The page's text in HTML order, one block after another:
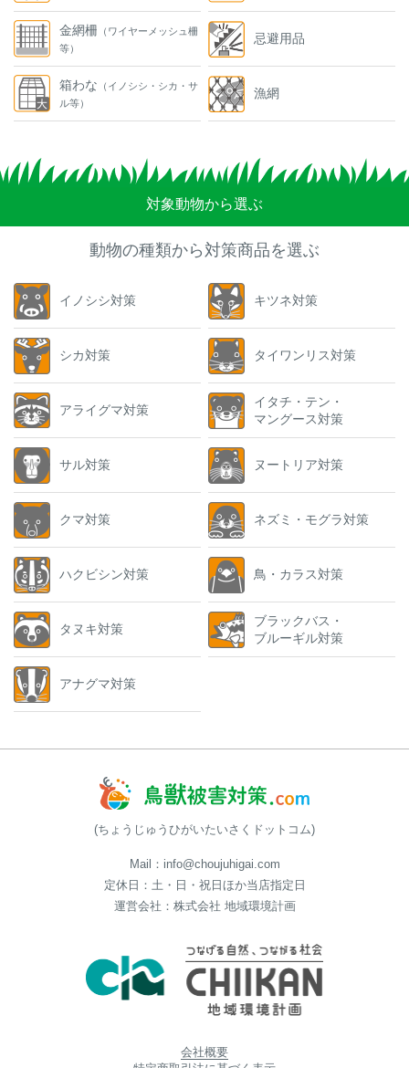
金網柵 （ワイヤーメッシュ柵
等）
箱わな （イノシシ・シカ・サ
ル等）
忌避用品
漁網
対象動物から選ぶ
動物の種類から対策商品を選ぶ
イノシシ対策
シカ対策
アライグマ対策
サル対策
クマ対策
ハクビシン対策
タヌキ対策
アナグマ対策
キツネ対策
タイワンリス対策
イタチ・テン・
マングース対策
ヌートリア対策
ネズミ・モグラ対策
鳥・カラス対策
ブラックバス・
ブルーギル対策
(ちょうじゅうひがいたいさくドットコム)
Mail：info@choujuhigai.com
定休日：土・日・祝日ほか当店指定日
運営会社：株式会社 地域環境計画
会社概要